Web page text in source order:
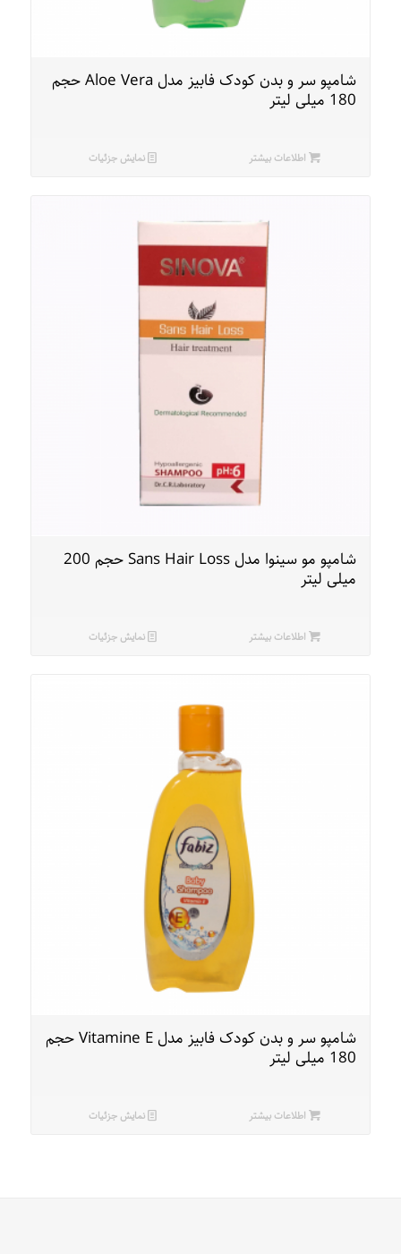
شامپو سر و بدن کودک فابیز مدل Aloe Vera حجم
180 میلی لیتر
اطلاعات بیشتر نمایش جزئیات
شامپو مو سینوا مدل Sans Hair Loss حجم 200
میلی لیتر
اطلاعات بیشتر نمایش جزئیات
شامپو سر و بدن کودک فابیز مدل Vitamine E حجم
180 میلی لیتر
اطلاعات بیشتر نمایش جزئیات